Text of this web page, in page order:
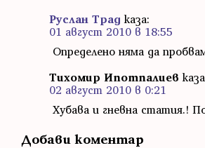
Руслан Трад каза:
01 август 2010 в 18:55
Определено няма да
Тихомир Ипотпалиев
02 август 2010 в 0:21
Хубава и гневна статия.!
Добави коментар